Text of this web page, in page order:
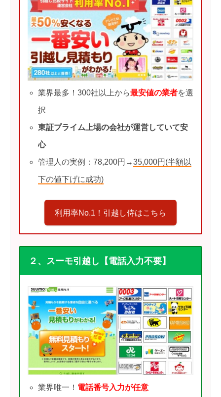
業界最多！300社以上から最安値の業者を選
択
東証プライム上場の会社が運営していて安
心
管理人の実例：78,200円→35,000円(半額以
下の値下げに成功)
利用率No.1！引越し侍はこちら
２、スーモ引越し【電話入力不要】
業界唯一！ 電話番号入力が任意